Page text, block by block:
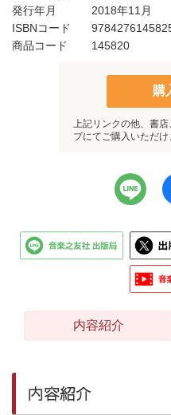
発行年月
2018年11月
ISBNコード
商品コード
145820
購
上記リンクの他、書
プにてご購入いただけ
内容紹介
内容紹介